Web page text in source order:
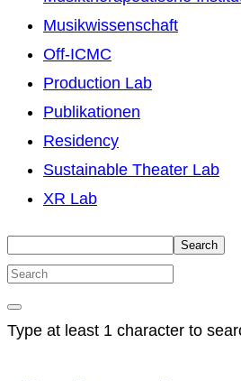
Musikwissenschaft
Off-ICMC
Production Lab
Publikationen
Residency
Sustainable Theater Lab
XR Lab
Search
Type at least 1 character to